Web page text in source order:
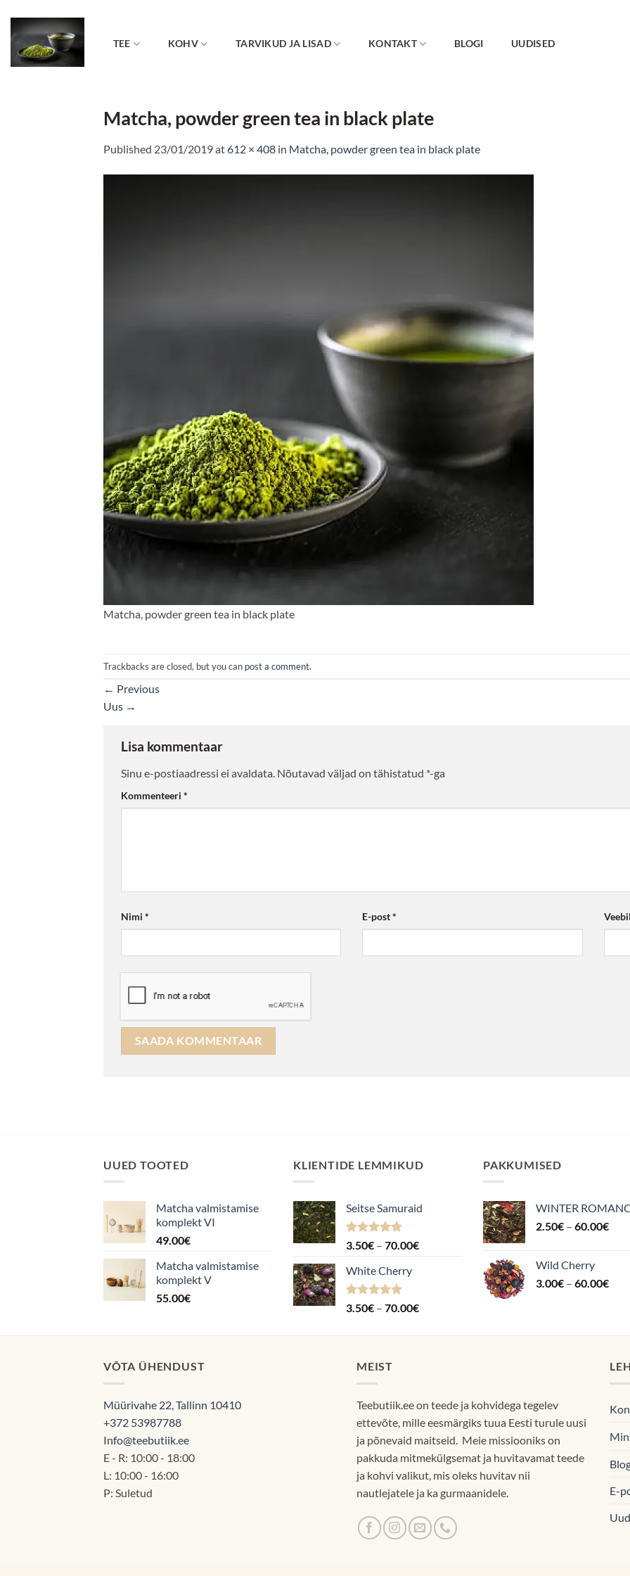
content
TEE KOHV TARVIKUD JA LISAD KONTAKT BLOGI UUDISED
Matcha, powder green tea in black plate
Published 23/01/2019at612 × 408 in Matcha, powder green tea in black plate
Matcha, powder green tea in black plate
Trackbacks are closed, but you can post a comment.
← Previous
Uus →
Lisa kommentaar
Sinu e-postiaadressi ei avaldata. Nõutavad väljad on tähistatud *-ga
Kommenteeri *
Nimi * E-post*
UUED TOOTED
Matcha valmistamise
komplekt VI
49.00€
Matcha valmistamise
komplekt V
55.00€
KLIENTIDE LEMMIKUD
Seitse Samuraid
Hinnanguga
3.50€ – 70.00€Hinnavahemik:
White Cherry
Hinnanguga
3.50€ – 70.00€Hinnavahemik:
kuni
PAKKUMISED
WINTER
2.50€ – 60.00€
Wild Cherry
3.00€ – 60.00€
VÕTA ÜHENDUST
Müürivahe 22, Tallinn 10410
+372 53987788
Info@teebutiik.ee
E - R: 10:00 - 18:00
L: 10:00 - 16:00
P: Suletud
MEIST
Teebutiik.ee on teede ja kohvidega tegelev
ettevõte, mille eesmärgiks tuua Eesti turule uusi
ja põnevaid maitseid. Meie missiooniks on
pakkuda mitmekülgsemat ja huvitavamat teede
ja kohvi valikut, mis oleks huvitav nii
nautlejatele ja ka gurmaanidele.
E-